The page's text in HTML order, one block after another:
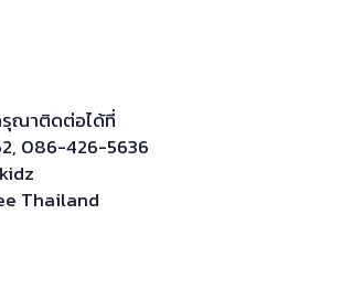
รุณาติดต่อได้ที่
, 086-426-5636
Thailand